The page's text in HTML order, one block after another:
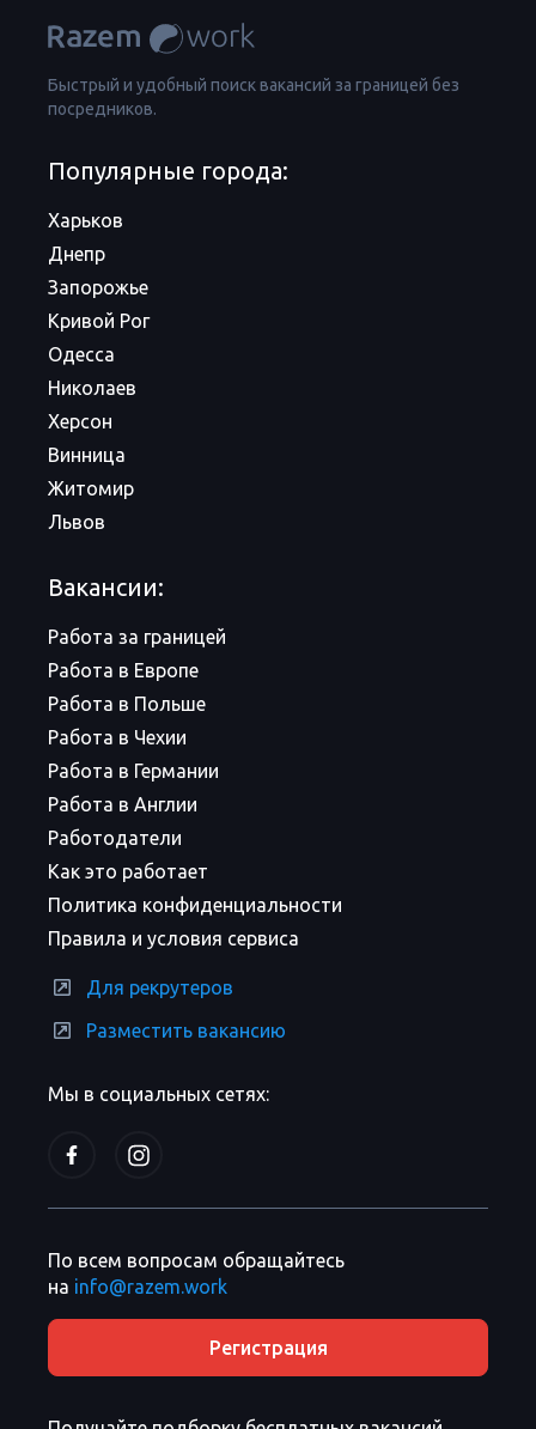
Быстрый и удобный поиск вакансий за границей без
посредников.
Мы в социальных сетях:
Популярные города:
Харьков
Днепр
Запорожье
Кривой Рог
Одесса
Николаев
Херсон
Винница
Житомир
Львов
Вакансии:
Работа за границей
Работа в Европе
Работа в Польше
Работа в Чехии
Работа в Германии
Работа в Англии
Работодатели
Как это работает
Политика конфиденциальности
Правила и условия сервиса
Для рекрутеров
Разместить вакансию
По всем вопросам обращайтесь
на info@razem.work
Регистрация